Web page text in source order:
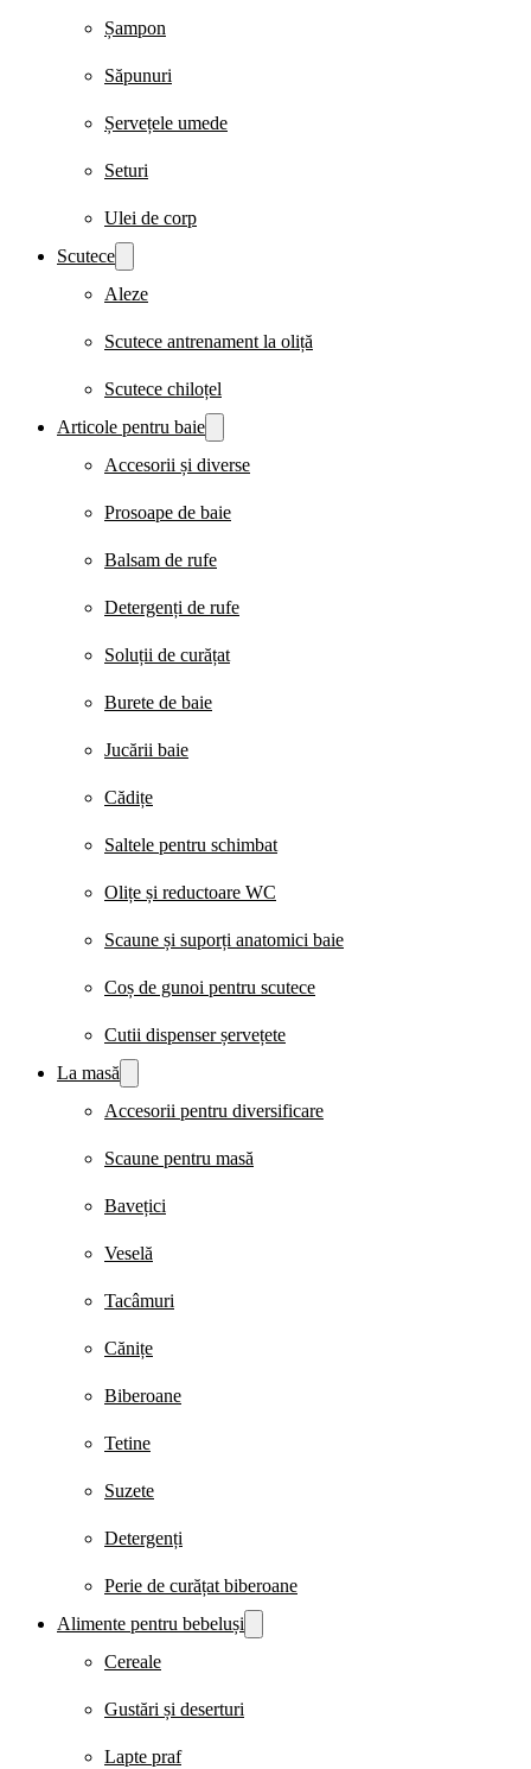
Șampon
Săpunuri
Șervețele umede
Seturi
Ulei de corp
Scutece
Aleze
Scutece antrenament la oliță
Scutece chiloțel
Articole pentru baie
Accesorii și diverse
Prosoape de baie
Balsam de rufe
Detergenți de rufe
Soluții de curățat
Burete de baie
Jucării baie
Cădițe
Saltele pentru schimbat
Olițe și reductoare WC
Scaune și suporți anatomici baie
Coș de gunoi pentru scutece
Cutii dispenser șervețete
La masă
Accesorii pentru diversificare
Scaune pentru masă
Bavețici
Veselă
Tacâmuri
Cănițe
Biberoane
Tetine
Suzete
Detergenți
Perie de curățat biberoane
Alimente pentru bebeluși
Cereale
Gustări și deserturi
Lapte praf